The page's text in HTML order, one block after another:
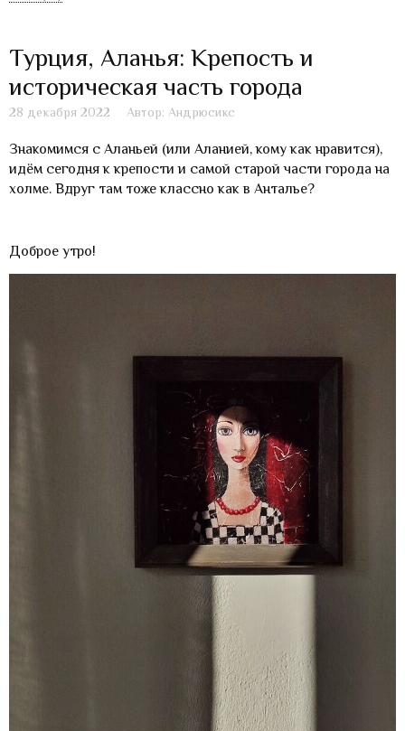
Турция, Аланья: Крепость и
историческая часть города
28 декабря 2022 Автор: Андрюсикс
Знакомимся с Аланьей (или Аланией, кому как нравится),
идём сегодня к крепости и самой старой части города на
холме. Вдруг там тоже классно как в Анталье?
Доброе утро!